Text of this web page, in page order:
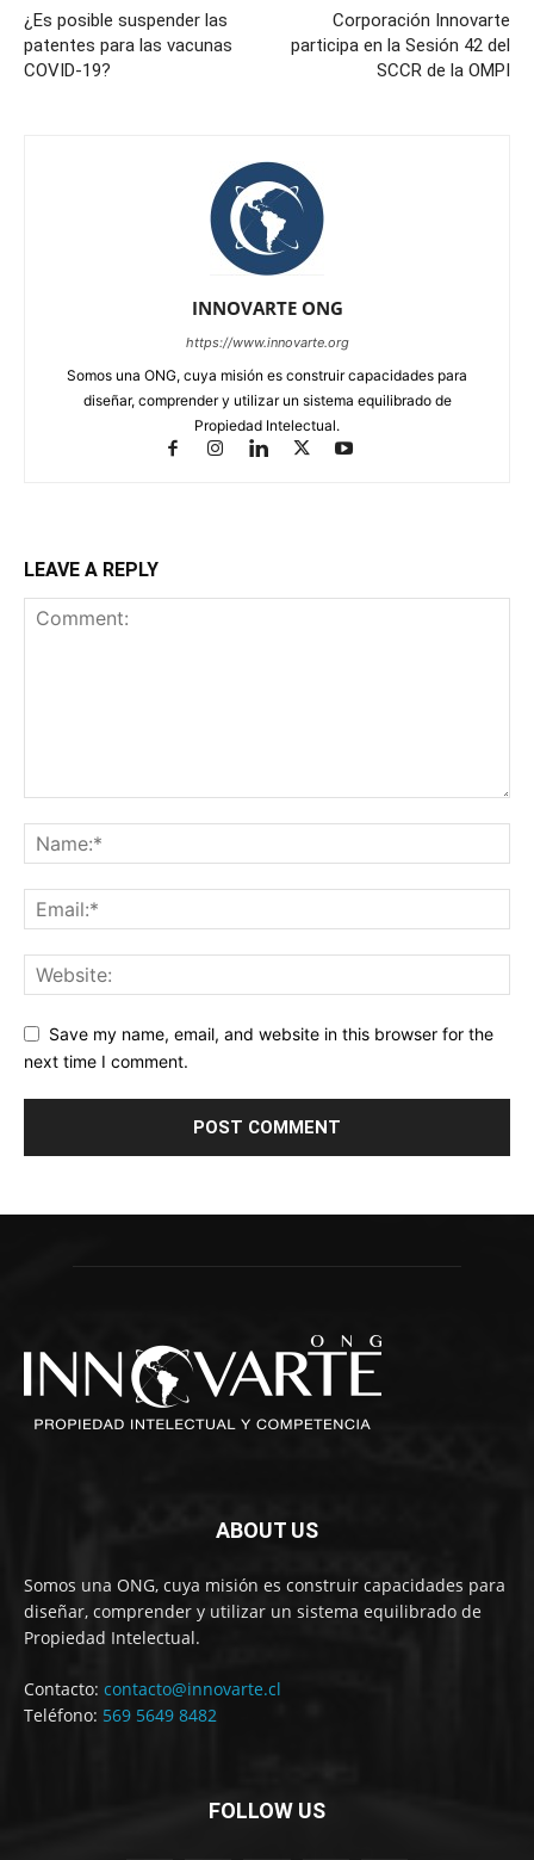
¿Es posible suspender las
patentes para las vacunas
COVID-19?
Corporación Innovarte
participa en la Sesión 42 del
SCCR de la OMPI
INNOVARTE ONG
https://www.innovarte.org
Somos una ONG, cuya misión es construir capacidades para
diseñar, comprender y utilizar un sistema equilibrado de
Propiedad Intelectual.
LEAVE A REPLY
Save my name, email, and website in this browser for the
next time I comment.
ABOUT US
Somos una ONG, cuya misión es construir capacidades para
diseñar, comprender y utilizar un sistema equilibrado de
Propiedad Intelectual.
Contacto: contacto@innovarte.cl
Teléfono: 569 5649 8482
FOLLOW US